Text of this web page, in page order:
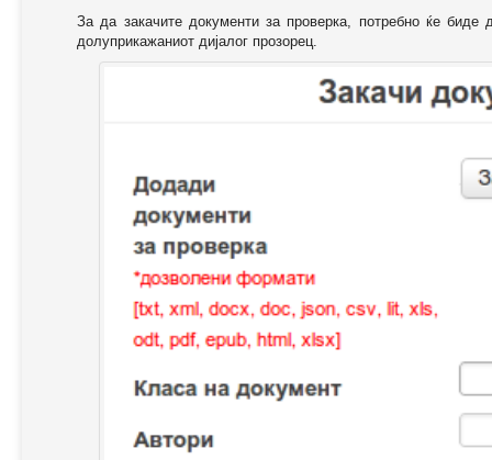
За да закачите документи за проверка, потребно ќе биде
долуприкажаниот дијалог прозорец.